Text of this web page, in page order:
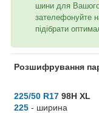
шини для Вашого
зателефонуйте
підібрати
Розшифрування
225/50 R17 98H XL
225 - ширина